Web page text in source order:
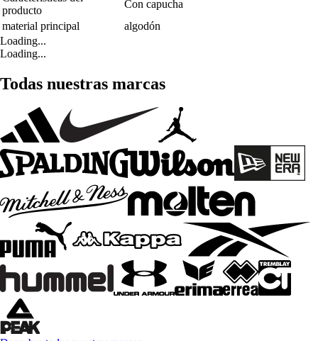
producto
Con capucha
material principal
algodón
Loading...
Loading...
Todas nuestras marcas